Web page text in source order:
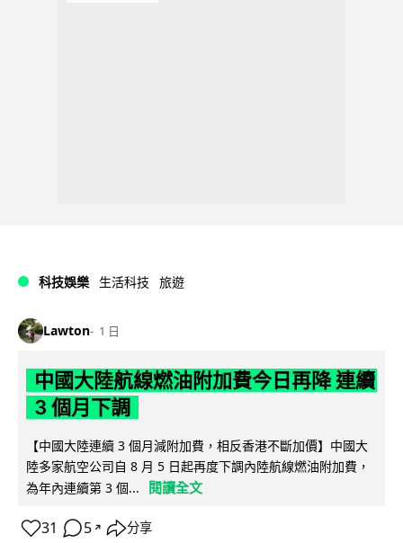
科技娛樂 生活科技 旅遊
Lawton 1 日
中國大陸航線燃油附加費今日再降 連續
3 個月下調
【中國大陸連續 3 個月減附加費，相反香港不斷加價】中國大
陸多家航空公司自 8 月 5 日起再度下調內陸航線燃油附加費，
為年內連續第 3 個...
閱讀全文
31 5 ↗ 分享